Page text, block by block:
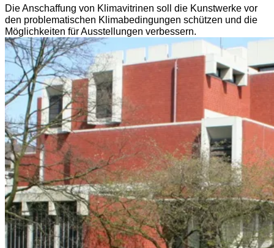
Die Anschaffung von Klimavitrinen soll die Kunstwerke vor
den problematischen Klimabedingungen schützen und die
Möglichkeiten für Ausstellungen verbessern.